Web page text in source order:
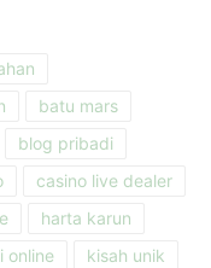
batu mars
blog pribadi
casino live dealer
harta karun
online
kisah unik